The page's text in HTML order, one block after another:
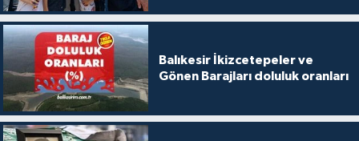
Balıkesir İkizcetepeler ve
Gönen Barajları doluluk oranları